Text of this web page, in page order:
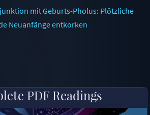
mit Geburts-Pholus: Plötzliche
Neuanfänge entkorken
PDF Readings